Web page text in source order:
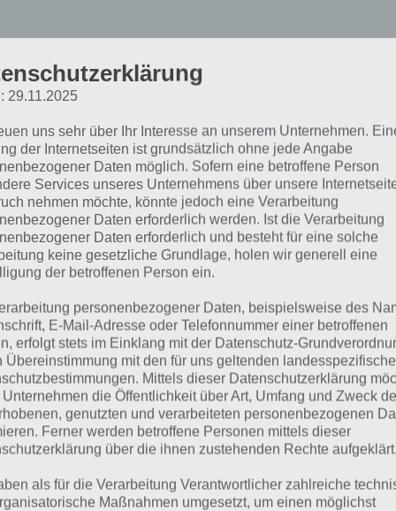
1 Wort Lösung
Ostern
du schnell zur entsprechenden 4 Bilder 1 Wort
kannst, haben wir hier die entsprechende Übersicht
Osterhase ist auf dem Weg, denn Osternzeit ist auch
Damit du auch diesen Monat nicht im Regen
zuschlägt, präsentieren wir für das tägliche
29.11.2025
uns sehr über Ihr Interesse an unserem Unternehmen.
der Internetseiten ist grundsätzlich ohne jede Angabe
Daten möglich. Sofern eine betroffene Person
Services unseres Unternehmens über unsere
nehmen möchte, könnte jedoch eine Verarbeitung
Daten erforderlich werden. Ist die Verarbeitung
Daten erforderlich und besteht für eine solche
keine gesetzliche Grundlage, holen wir generell eine
der betroffenen Person ein.
personenbezogener Daten, beispielsweise des
E-Mail-Adresse oder Telefonnummer einer betroffenen
erfolgt stets im Einklang mit der Datenschutz-
Übereinstimmung mit den für uns geltenden
Mittels dieser Datenschutzerklärung
Unternehmen die Öffentlichkeit über Art, Umfang und Zweck
genutzten und verarbeiteten personenbezogenen
Ferner werden betroffene Personen mittels dieser
über die ihnen zustehenden Rechte aufgeklärt.
als für die Verarbeitung Verantwortlicher zahlreiche
Maßnahmen umgesetzt, um einen möglichst